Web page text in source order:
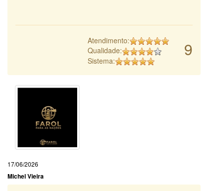
9
Atendimento:
Qualidade:
Sistema:
17/06/2026
Michel Vieira